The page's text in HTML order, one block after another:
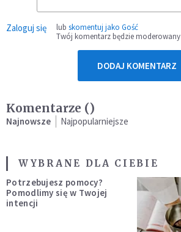
Zaloguj się lub skomentuj jako Gość
Twój komentarz będzie moderowany
DODAJ KOMENTARZ
Komentarze ()
Najnowsze Najpopularniejsze
WYBRANE DLA CIEBIE
Potrzebujesz pomocy?
Pomodlimy się w Twojej
intencji